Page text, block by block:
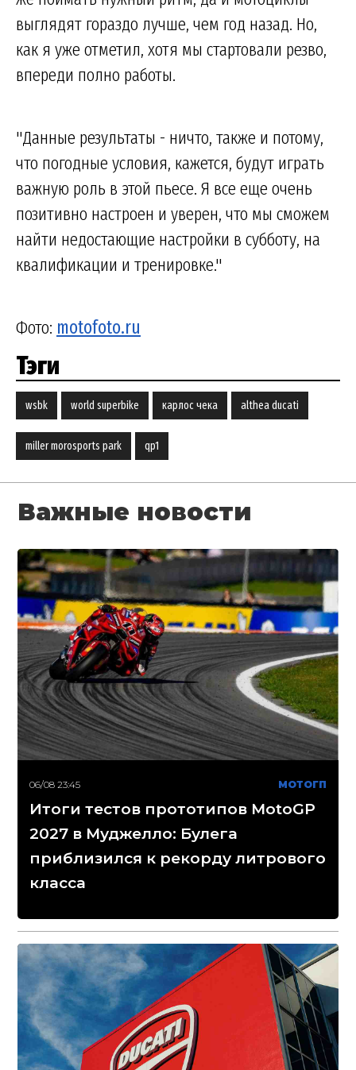
выглядят гораздо лучше, чем год назад. Но,
как я уже отметил, хотя мы стартовали резво,
впереди полно работы.
"Данные результаты - ничто, также и потому,
что погодные условия, кажется, будут играть
важную роль в этой пьесе. Я все еще очень
позитивно настроен и уверен, что мы сможем
найти недостающие настройки в субботу, на
квалификации и тренировке."
Фото: motofoto.ru
Тэги
wsbk world superbike карлос чека althea ducati
miller morosports park qp1
Важные новости
06/08 23:45 МОТОГП
Итоги тестов прототипов MotoGP
2027 в Муджелло: Булега
приблизился к рекорду литрового
класса